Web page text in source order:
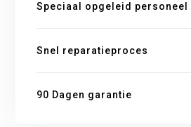
Speciaal opgeleid personeel
Snel reparatieproces
90 Dagen garantie